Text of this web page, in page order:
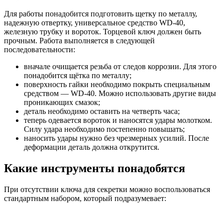
Для работы понадобится подготовить щетку по металлу,
надежную отвертку, универсальное средство WD-40,
железную трубку и вороток. Торцевой ключ должен быть
прочным. Работа выполняется в следующей
последовательности:
вначале очищается резьба от следов коррозии. Для этого
понадобится щётка по металлу;
поверхность гайки необходимо покрыть специальным
средством — WD-40. Можно использовать другие виды
проникающих смазок;
деталь необходимо оставить на четверть часа;
теперь одевается вороток и наносятся удары молотком.
Силу удара необходимо постепенно повышать;
наносить удары нужно без чрезмерных усилий. После
деформации деталь должна открутится.
Какие инструменты понадобятся
При отсутствии ключа для секретки можно воспользоваться
стандартным набором, который подразумевает: